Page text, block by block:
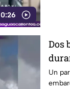
0:26
Dos
Un